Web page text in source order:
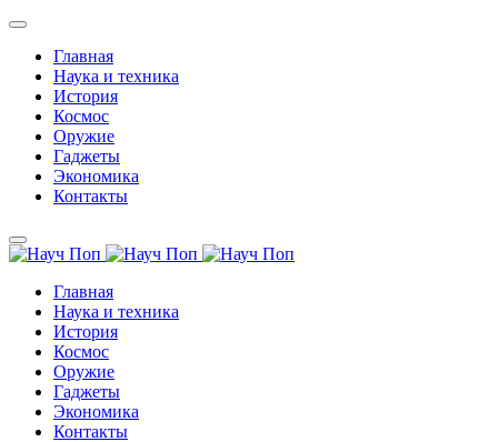
Главная
Наука и техника
История
Космос
Оружие
Гаджеты
Экономика
Контакты
Главная
Наука и техника
История
Космос
Оружие
Гаджеты
Экономика
Контакты